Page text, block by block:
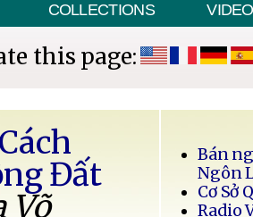
COLLECTIONS VIDEO
this page:
Đất
Võ
Bán
Ngôn
Cơ Sở
Radio